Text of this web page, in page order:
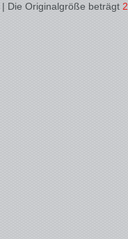
| Die Originalgröße beträgt